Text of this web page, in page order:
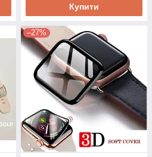
Купити
–27%